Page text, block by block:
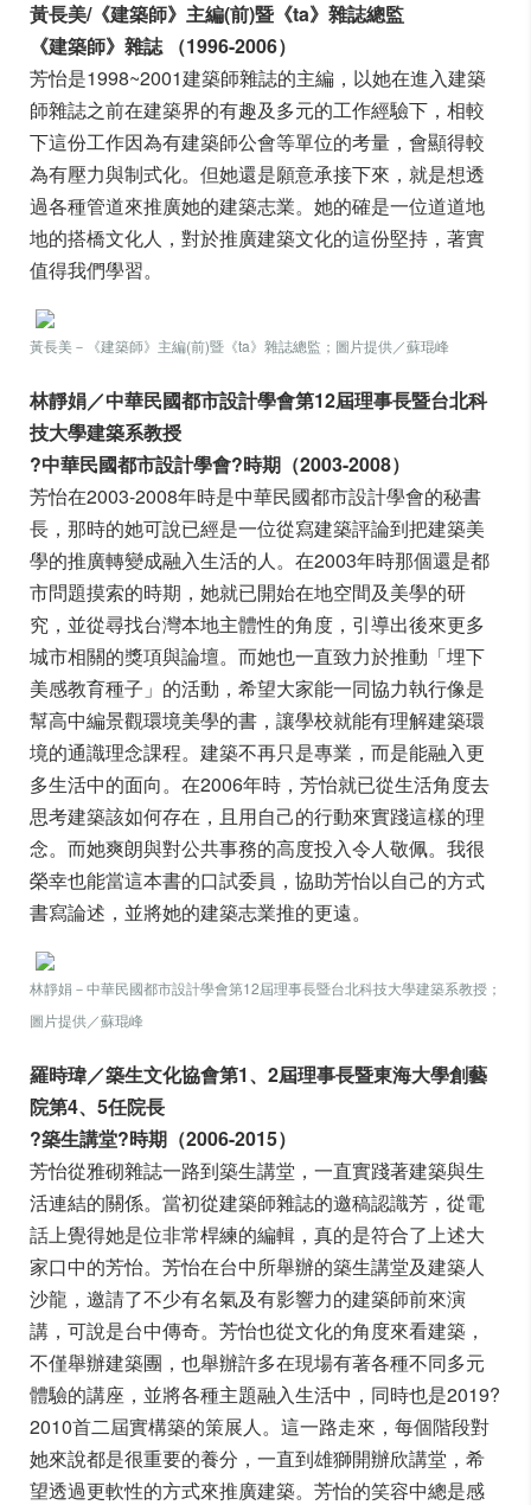
黃長美/《建築師》主編(前)暨《ta》雜誌總監
《建築師》雜誌 （1996-2006）
芳怡是1998~2001建築師雜誌的主編，以她在進入建築
師雜誌之前在建築界的有趣及多元的工作經驗下，相較
下這份工作因為有建築師公會等單位的考量，會顯得較
為有壓力與制式化。但她還是願意承接下來，就是想透
過各種管道來推廣她的建築志業。她的確是一位道道地
地的搭橋文化人，對於推廣建築文化的這份堅持，著實
值得我們學習。
黃長美－《建築師》主編(前)暨《ta》雜誌總監；圖片提供／蘇琨峰
林靜娟／中華民國都市設計學會第12屆理事長暨台北科
技大學建築系教授
?中華民國都市設計學會?時期（2003-2008）
芳怡在2003-2008年時是中華民國都市設計學會的秘書
長，那時的她可說已經是一位從寫建築評論到把建築美
學的推廣轉變成融入生活的人。在2003年時那個還是都
市問題摸索的時期，她就已開始在地空間及美學的研
究，並從尋找台灣本地主體性的角度，引導出後來更多
城市相關的獎項與論壇。而她也一直致力於推動「埋下
美感教育種子」的活動，希望大家能一同協力執行像是
幫高中編景觀環境美學的書，讓學校就能有理解建築環
境的通識理念課程。建築不再只是專業，而是能融入更
多生活中的面向。在2006年時，芳怡就已從生活角度去
思考建築該如何存在，且用自己的行動來實踐這樣的理
念。而她爽朗與對公共事務的高度投入令人敬佩。我很
榮幸也能當這本書的口試委員，協助芳怡以自己的方式
書寫論述，並將她的建築志業推的更遠。
林靜娟－中華民國都市設計學會第12屆理事長暨台北科技大學建築系教授；
圖片提供／蘇琨峰
羅時瑋／築生文化協會第1、2屆理事長暨東海大學創藝
院第4、5任院長
?築生講堂?時期（2006-2015）
芳怡從雅砌雜誌一路到築生講堂，一直實踐著建築與生
活連結的關係。當初從建築師雜誌的邀稿認識芳，從電
話上覺得她是位非常桿練的編輯，真的是符合了上述大
家口中的芳怡。芳怡在台中所舉辦的築生講堂及建築人
沙龍，邀請了不少有名氣及有影響力的建築師前來演
講，可說是台中傳奇。芳怡也從文化的角度來看建築，
不僅舉辦建築團，也舉辦許多在現場有著各種不同多元
體驗的講座，並將各種主題融入生活中，同時也是2019?
2010首二屆實構築的策展人。這一路走來，每個階段對
她來說都是很重要的養分，一直到雄獅開辦欣講堂，希
望透過更軟性的方式來推廣建築。芳怡的笑容中總是感